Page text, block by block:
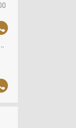
35 AMG, 2022